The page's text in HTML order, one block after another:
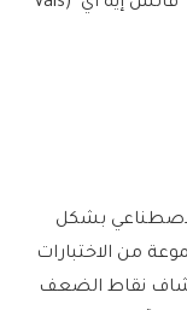
بشكل
من الاختبارات
نقاط الضعف